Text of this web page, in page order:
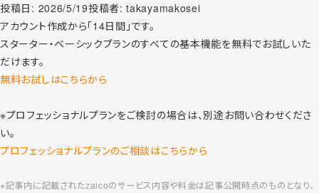
お役立ち情報
投稿日: 2026/5/19投稿者:takayamakosei
アカウント作成から「14日間」です。
スターター・ベーシックプランのすべての基本機能を無料でお試しいた
だけます。
無料お試しはこちらから
※プロフェッショナルプランをご検討の場合は、別途お問い合わせくださ
い。
プロフェッショナルプランのご相談はこちらから
※記事内に記載されたzaicoのサービス内容や料金は記事公開時点のものとなり、